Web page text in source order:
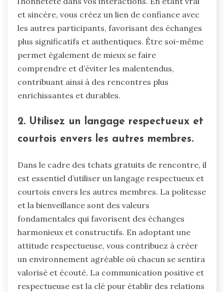
et sincère, vous créez un lien de confiance avec
les autres participants, favorisant des échanges
plus significatifs et authentiques. Être soi-même
permet également de mieux se faire
comprendre et d’éviter les malentendus,
contribuant ainsi à des rencontres plus
enrichissantes et durables.
2. Utilisez un langage respectueux et
courtois envers les autres membres.
Dans le cadre des tchats gratuits de rencontre, il
est essentiel d’utiliser un langage respectueux et
courtois envers les autres membres. La politesse
et la bienveillance sont des valeurs
fondamentales qui favorisent des échanges
harmonieux et constructifs. En adoptant une
attitude respectueuse, vous contribuez à créer
un environnement agréable où chacun se sentira
valorisé et écouté. La communication positive et
respectueuse est la clé pour établir des relations